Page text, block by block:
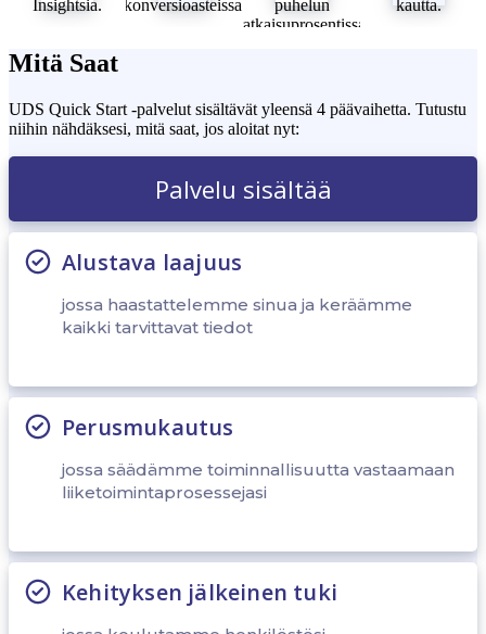
Insightsia.
konversioasteissa.
puhelun
ratkaisuprosentissa
tapauksissa.
kautta.
Mitä Saat
UDS Quick Start -palvelut sisältävät yleensä 4 päävaihetta. Tutustu
niihin nähdäksesi, mitä saat, jos aloitat nyt:
Palvelu sisältää
Alustava laajuus
jossa haastattelemme sinua ja keräämme
kaikki tarvittavat tiedot
Perusmukautus
jossa säädämme toiminnallisuutta vastaamaan
liiketoimintaprosessejasi
Kehityksen jälkeinen tuki